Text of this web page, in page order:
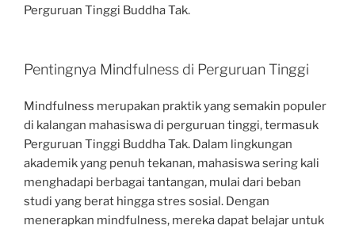
Perguruan Tinggi Buddha Tak.
Pentingnya Mindfulness di Perguruan Tinggi
Mindfulness merupakan praktik yang semakin populer
di kalangan mahasiswa di perguruan tinggi, termasuk
Perguruan Tinggi Buddha Tak. Dalam lingkungan
akademik yang penuh tekanan, mahasiswa sering kali
menghadapi berbagai tantangan, mulai dari beban
studi yang berat hingga stres sosial. Dengan
menerapkan mindfulness, mereka dapat belajar untuk